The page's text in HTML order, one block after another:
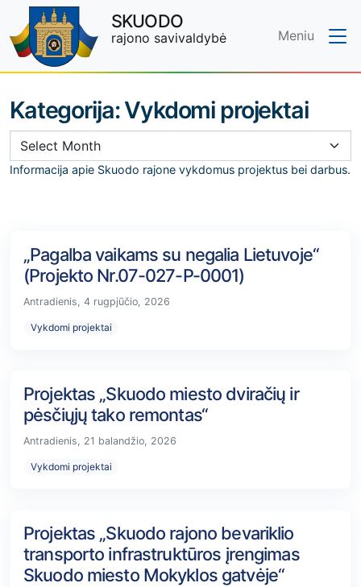
Skip to main content
SKUODO
rajono savivaldybė Meniu
Kategorija:Vykdomi projektai
Informacija apie Skuodo rajone vykdomus projektus bei darbus.
„Pagalba vaikams su negalia Lietuvoje“
(Projekto Nr.07-027-P-0001)
Antradienis, 4 rugpjūčio, 2026
Vykdomi projektai
Projektas „Skuodo miesto dviračių ir
pėsčiųjų tako remontas“
Antradienis, 21 balandžio, 2026
Vykdomi projektai
Projektas „Skuodo rajono bevariklio
transporto infrastruktūros įrengimas
Skuodo miesto Mokyklos gatvėje“